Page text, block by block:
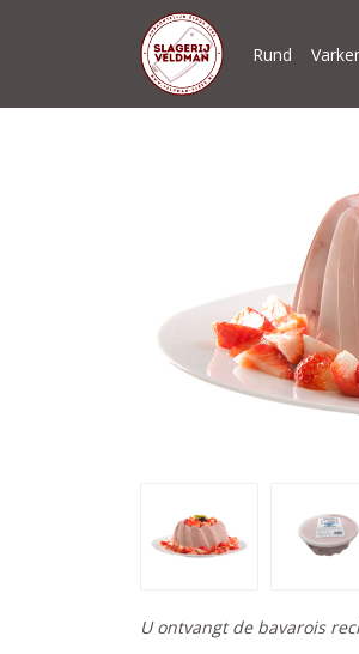
Rund
U ontvangt de bavarois